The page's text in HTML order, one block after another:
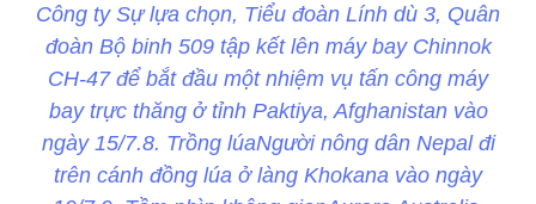
Công ty Sự lựa chọn, Tiểu đoàn Lính dù 3, Quân
đoàn Bộ binh 509 tập kết lên máy bay Chinnok
CH-47 để bắt đầu một nhiệm vụ tấn công máy
bay trực thăng ở tỉnh Paktiya, Afghanistan vào
ngày 15/7.8. Trồng lúaNgười nông dân Nepal đi
trên cánh đồng lúa ở làng Khokana vào ngày